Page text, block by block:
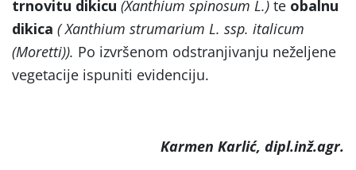
trnovitu dikicu (Xanthium spinosum L.) te obalnu
dikica ( Xanthium strumarium L. ssp. italicum
(Moretti)). Po izvršenom odstranjivanju neželjene
vegetacije ispuniti evidenciju.
Karmen Karlić, dipl.inž.agr.